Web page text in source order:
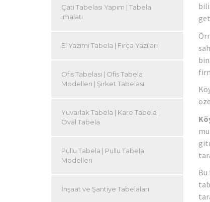
Bu
Çatı Tabelası Yapım | Tabela
imalatı
El Yazımı Tabela | Fırça Yazıları
Ofis Tabelası | Ofis Tabela
Modelleri | Şirket Tabelası
Yuvarlak Tabela | Kare Tabela |
Oval Tabela
Pullu Tabela | Pullu Tabela
Modelleri
İnşaat ve Şantiye Tabelaları